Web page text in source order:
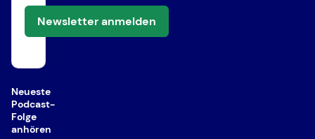
Newsletter anmelden
Neueste
Podcast-
Folge
anhören